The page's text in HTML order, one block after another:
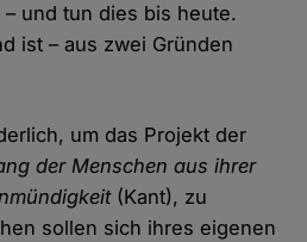
– und tun dies bis heute.
ist – aus zwei Gründen
um das Projekt der
der Menschen aus ihrer
(Kant), zu
sollen sich ihres eigenen